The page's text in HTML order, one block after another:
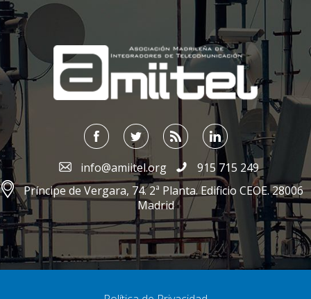
;
info@amiitel.org
915 715 249
Príncipe de Vergara, 74. 2ª Planta. Edificio CEOE. 28006
Madrid